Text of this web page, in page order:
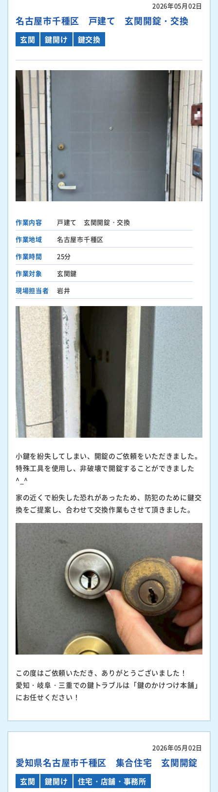
2026年05月02日
名古屋市千種区 戸建て 玄関開錠・交換
玄関 鍵開け 鍵交換
作業内容
戸建て 玄関開錠・交換
作業地域
名古屋市千種区
作業時間
25分
作業対象
玄関鍵
現場担当者
岩井
小鍵を紛失してしまい、開錠のご依頼をいただきました。
特殊工具を使用し、非破壊で開錠することができました
^_^
家の近くで紛失した恐れがあったため、防犯のために鍵交
換をご提案し、合わせて交換作業もさせて頂きました。
この度はご依頼いただき、ありがとうございました！
愛知・岐阜・三重での鍵トラブルは「鍵のかけつけ本舗」
にお任せください！
2026年05月02日
愛知県名古屋市千種区 集合住宅 玄関開錠
玄関 鍵開け 住宅・店舗・事務所